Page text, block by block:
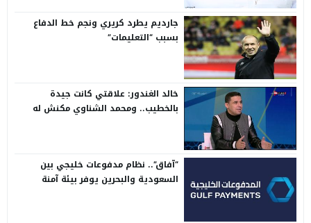
جارديم يطرد كريري ونجم خط الدفاع
بسبب “التعليمات”
خالد الغندور: علاقتي كانت جيدة
بالخطيب.. ومحمد الشناوي مكنش له
“آفاق”.. نظام مدفوعات خليجي بين
السعودية والبحرين يوفر بيئة آمنة